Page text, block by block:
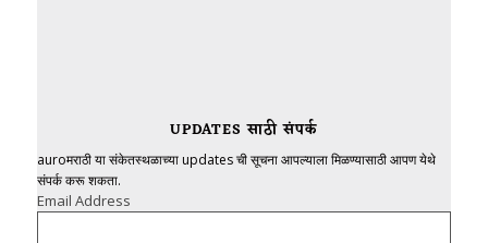
UPDATES साठी संपर्क
auroमराठी या संकेतस्थळाच्या updates ची सूचना आपल्याला मिळण्यासाठी आपण येथे
संपर्क करू शकता.
Email Address